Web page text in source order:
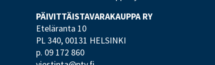
PÄIVITTÄISTAVARA­KAUPPA RY
Eteläranta 10
PL 340, 00131 HELSINKI
p. 09 172 860